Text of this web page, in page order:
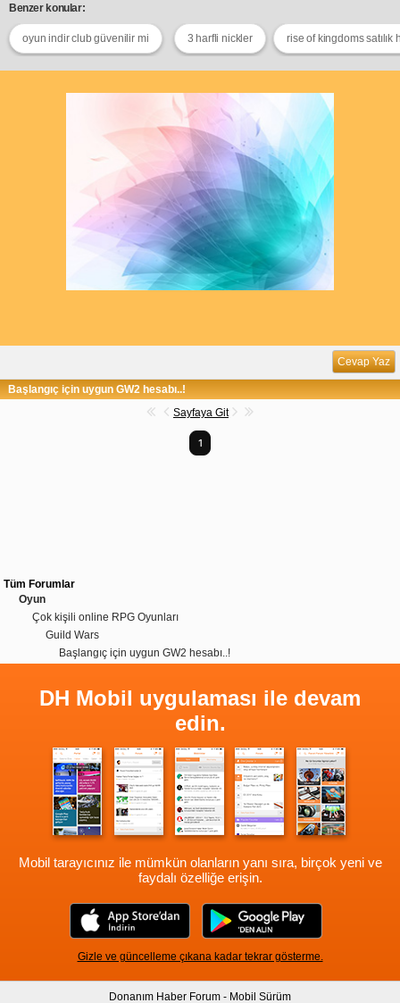
Benzer konular:
oyun indir club güvenilir mi 3 harfli nickler rise of kingdoms satılık
Cevap Yaz
Başlangıç için uygun GW2 hesabı..!
Sayfaya Git
1
Tüm Forumlar
Oyun
Çok kişili online RPG Oyunları
Guild Wars
Başlangıç için uygun GW2 hesabı..!
DH Mobil uygulaması ile devam
edin.
Mobil tarayıcınız ile mümkün olanların yanı sıra, birçok yeni ve
faydalı özelliğe erişin.
Gizle ve güncelleme çıkana kadar tekrar gösterme.
Donanım Haber Forum - Mobil Sürüm